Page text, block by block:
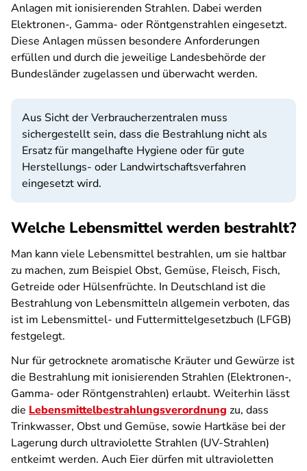
Anlagen mit ionisierenden Strahlen. Dabei werden
Elektronen-, Gamma- oder Röntgenstrahlen eingesetzt.
Diese Anlagen müssen besondere Anforderungen
erfüllen und durch die jeweilige Landesbehörde der
Bundesländer zugelassen und überwacht werden.
Aus Sicht der Verbraucherzentralen muss
sichergestellt sein, dass die Bestrahlung nicht als
Ersatz für mangelhafte Hygiene oder für gute
Herstellungs- oder Landwirtschaftsverfahren
eingesetzt wird.
Welche Lebensmittel werden bestrahlt?
Man kann viele Lebensmittel bestrahlen, um sie haltbar
zu machen, zum Beispiel Obst, Gemüse, Fleisch, Fisch,
Getreide oder Hülsenfrüchte. In Deutschland ist die
Bestrahlung von Lebensmitteln allgemein verboten, das
ist im Lebensmittel- und Futtermittelgesetzbuch (LFGB)
festgelegt.
Nur für getrocknete aromatische Kräuter und Gewürze ist
die Bestrahlung mit ionisierenden Strahlen (Elektronen-,
Gamma- oder Röntgenstrahlen) erlaubt. Weiterhin lässt
die Lebensmittelbestrahlungsverordnung zu, dass
Trinkwasser, Obst und Gemüse, sowie Hartkäse bei der
Lagerung durch ultraviolette Strahlen (UV-Strahlen)
entkeimt werden. Auch Eier dürfen mit ultravioletten